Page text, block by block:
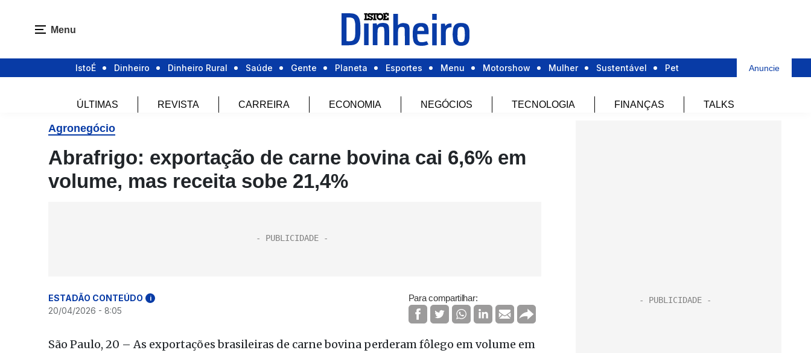
Menu
IstoÉ Dinheiro Dinheiro Rural Saúde Gente Planeta Esportes Menu Motorshow Mulher Sustentável Pet Anuncie
ÚLTIMAS REVISTA CARREIRA ECONOMIA NEGÓCIOS TECNOLOGIA FINANÇAS TALKS
Agronegócio
Abrafrigo: exportação de carne bovina cai 6,6% em
volume, mas receita sobe 21,4%
ESTADÃO CONTEÚDO i
20/04/2026 - 8:05
Para compartilhar:
São Paulo, 20 – As exportações brasileiras de carne bovina perderam fôlego em volume em